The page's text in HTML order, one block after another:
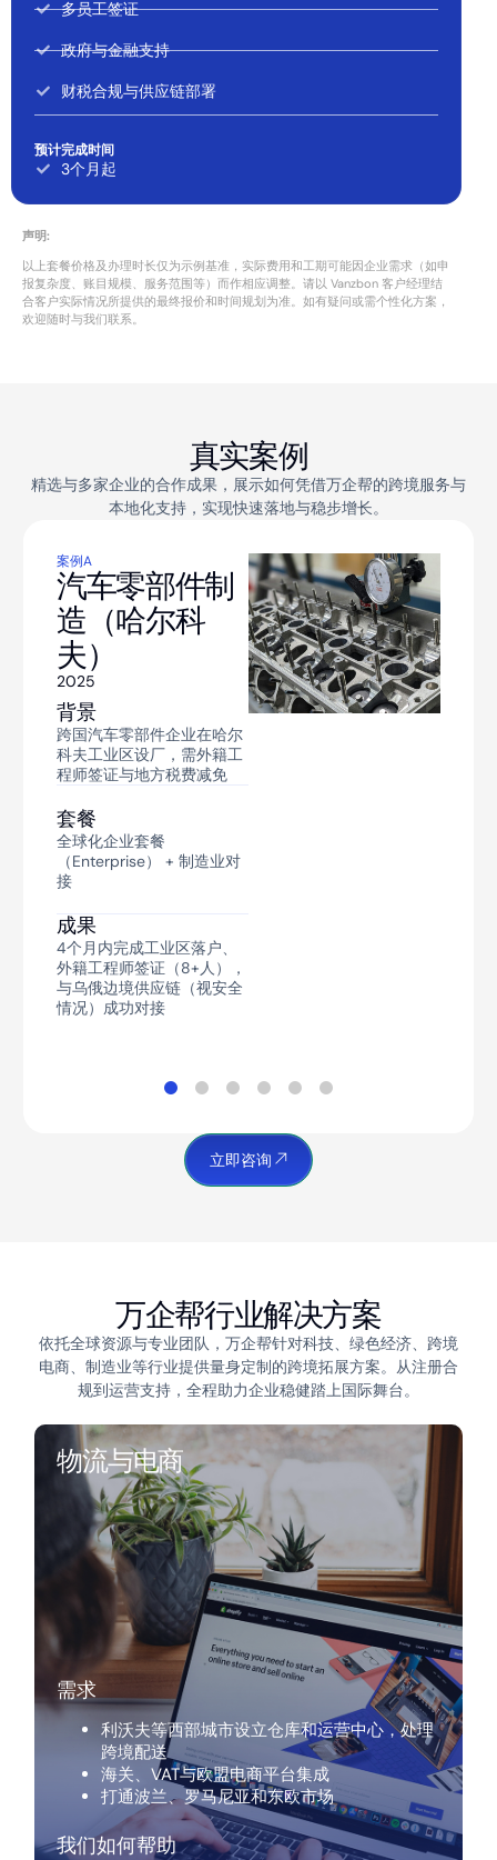
多员工签证
政府与金融支持
财税合规与供应链部署
预计完成时间
3个月起
声明:
以上套餐价格及办理时长仅为示例基准，实际费用和工期可能因企业需求（如申
报复杂度、账目规模、服务范围等）而作相应调整。请以 Vanzbon 客户经理结
合客户实际情况所提供的最终报价和时间规划为准。如有疑问或需个性化方案，
欢迎随时与我们联系。
真实案例
精选与多家企业的合作成果，展示如何凭借万企帮的跨境服务与
本地化支持，实现快速落地与稳步增长。
案例A
汽车零部件制
造（哈尔科
夫）
2025
背景
跨国汽车零部件企业在哈尔
科夫工业区设厂，需外籍工
程师签证与地方税费减免
套餐
全球化企业套餐
（Enterprise） + 制造业对
接
成果
4个月内完成工业区落户、
外籍工程师签证（8+人），
与乌俄边境供应链（视安全
情况）成功对接
案例B
IT外包团队
（基辅）
2023
背景
国内软件外包企业在基辅设
研发中心，需外籍IT签证并
对接欧亚数字市场
套餐
成长进阶套餐（Growth） +
IT行业对接
成果
2个月内完成公司注册，外
籍程序员签证（5+人），利
用“Diia City”享受社保与个
税优惠，并获欧亚IT外包订
单
案例C
物流与电商
（利沃夫）
2025
背景
跨国电商在利沃夫设仓储与
客服中心，需商务签证、
VAT与海关合规，对接欧盟
边境与波兰市场
套餐
成长进阶套餐（Growth） +
物流电商对接
成果
3个月内完成仓储租约、商
务签证（3+人），整合欧盟
跨境VAT并扩大配送至波
兰、捷克等地
案例D
农食品（第聂
伯罗周边）
2025
背景
跨国农食品企业在第聂伯罗
附近建食品加工厂，需
HACCP许可与外籍管理签
证，面向乌克兰及独联体市
场
套餐
全球化企业套餐
（Enterprise） + 农食品行
业衔接
成果
4个月内完成土地租约与
HACCP审批（5+外籍管理
签证），顺利进入乌克兰及
周边国家商超与电商
案例E
金融共享服务
（基辅）
2025
背景
国内银行或保险集团在基辅
设共享服务中心（SSC），
需外籍金融专才签证与乌克
兰金融监管合规
套餐
成长进阶套餐（Growth） +
金融行业对接
成果
6个月内完成乌克兰国家银
行（NBU）或金融监管备
案，外籍金融专才签证
（6+人），为东欧及独联体
提供后台金融服务
案例F
旅游与文化
（利沃夫、黑
海海岸）
2025
背景
国内文旅企业在利沃夫与黑
海海岸（如敖德萨）策划文
化、自然与度假旅游线路，
外籍管理签证
套餐
成长进阶套餐（Growth） +
成果
2个月内办理旅游经营许
可，对接Booking/Trip.com
平台，外籍经理签证
立即咨询
万企帮行业解决方案
依托全球资源与专业团队，万企帮针对科技、绿色经济、跨境
电商、制造业等行业提供量身定制的跨境拓展方案。从注册合
规到运营支持，全程助力企业稳健踏上国际舞台。
物流与电商
需求
利沃夫等西部城市设立仓库和运营中心，处理
跨境配送
海关、VAT与欧盟电商平台集成
打通波兰、罗马尼亚和东欧市场
我们如何帮助